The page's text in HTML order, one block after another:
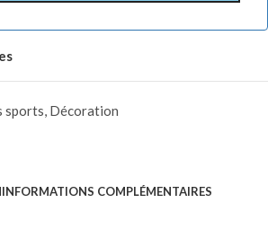
sports, Décoration
INFORMATIONS COMPLÉMENTAIRES